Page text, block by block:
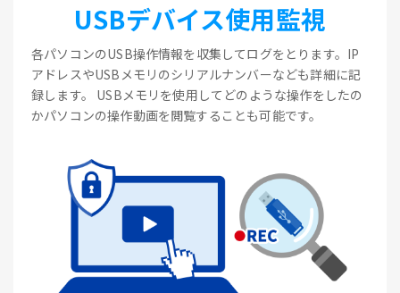
USBデバイス使用監視
各パソコンのUSB操作情報を収集してログをとります。IP
アドレスやUSBメモリのシリアルナンバーなども詳細に記
録します。 USBメモリを使用してどのような操作をしたの
かパソコンの操作動画を閲覧することも可能です。